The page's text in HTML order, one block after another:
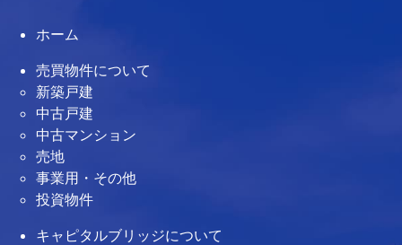
ホーム
売買物件について
新築戸建
中古戸建
中古マンション
売地
事業用・その他
投資物件
キャピタルブリッジについて